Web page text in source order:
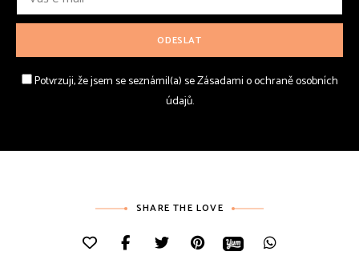
Potvrzuji, že jsem se seznámil(a) se Zásadami o ochraně osobních
údajů.
SHARE THE LOVE